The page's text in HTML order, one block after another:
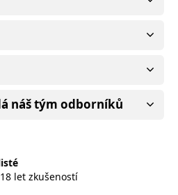
náš tým odborníků
let zkušeností